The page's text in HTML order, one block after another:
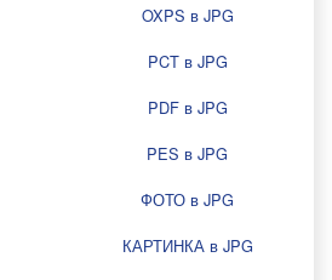
OXPS в JPG
PCT в JPG
PDF в JPG
PES в JPG
ФОТО в JPG
КАРТИНКА в JPG